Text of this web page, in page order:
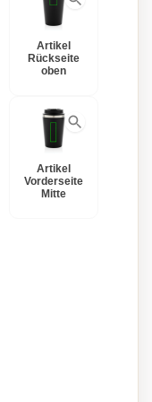
Artikel
Rückseite
oben
Artikel
Vorderseite
Mitte